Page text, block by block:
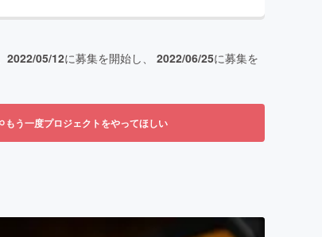
2022/05/12に募集を開始し、 2022/06/25に募集を
もう一度プロジェクトをやってほしい